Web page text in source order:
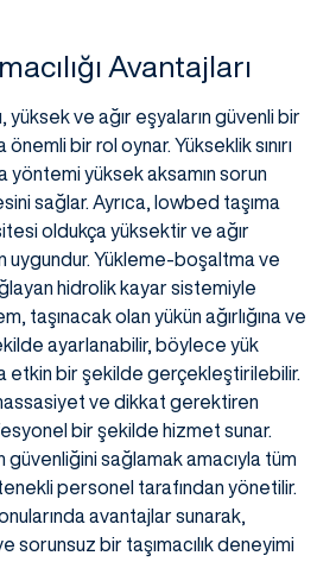
Avantajları
yüksek ve ağır eşyaların güvenli bir
bir rol oynar. Yükseklik sınırı
yöntemi yüksek aksamın sorun
sağlar. Ayrıca, lowbed taşıma
oldukça yüksektir ve ağır
uygundur. Yükleme-boşaltma ve
hidrolik kayar sistemiyle
taşınacak olan yükün ağırlığına ve
ayarlanabilir, böylece yük
etkin bir şekilde gerçekleştirilebilir.
ve dikkat gerektiren
bir şekilde hizmet sunar.
güvenliğini sağlamak amacıyla tüm
personel tarafından yönetilir.
avantajlar sunarak,
sorunsuz bir taşımacılık deneyimi